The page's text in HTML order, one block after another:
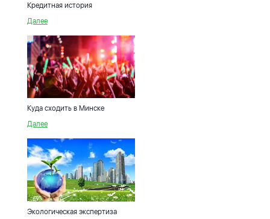
Кредитная история
Далее
Куда сходить в Минске
Далее
Экологическая экспертиза